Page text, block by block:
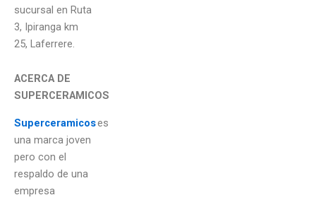
sucursal en Ruta
3, Ipiranga km
25, Laferrere.
ACERCA DE
SUPERCERAMICOS
Superceramicoses
una marca joven
pero con el
respaldo de una
empresa